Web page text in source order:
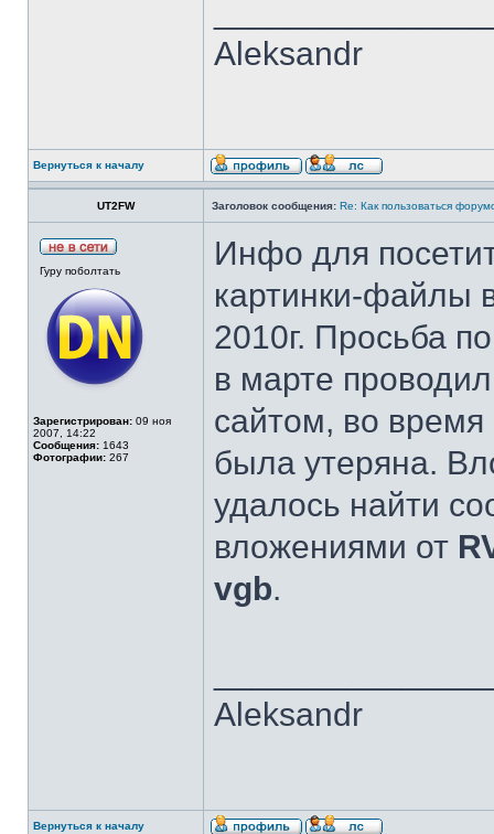
Aleksandr
Вернуться к началу
UT2FW Заголовок сообщения: Re: Как пользоваться
Гуру поболтать
Зарегистрирован: 09 ноя
2007, 14:22
Сообщения: 1643
Фотографии: 267
Инфо для
картинки-файлы
2010г. Просьба
в марте
сайтом, во
была утеряна.
удалось найти
вложениями от
vgb.
Aleksandr
Вернуться к началу